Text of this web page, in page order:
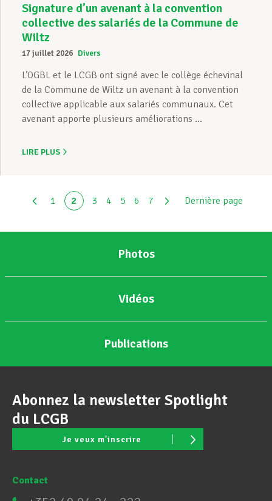
Signature d’un avenant à la convention
collective des salariés de la Commune de
Wiltz
17 juillet 2026 Divers
L’OGBL et le LCGB ont signé avec le collège échevinal
de la Commune de Wiltz un avenant à la convention
collective applicable aux salariés communaux. Cet
avenant apporte plusieurs améliorations ...
LIRE PLUS
1 2 3 4 5 6 7 Dernière page
Photos
Vidéos
Publications
Abonnez la newsletter Spotlight
du LCGB
Je veux m'inscrire
Contact